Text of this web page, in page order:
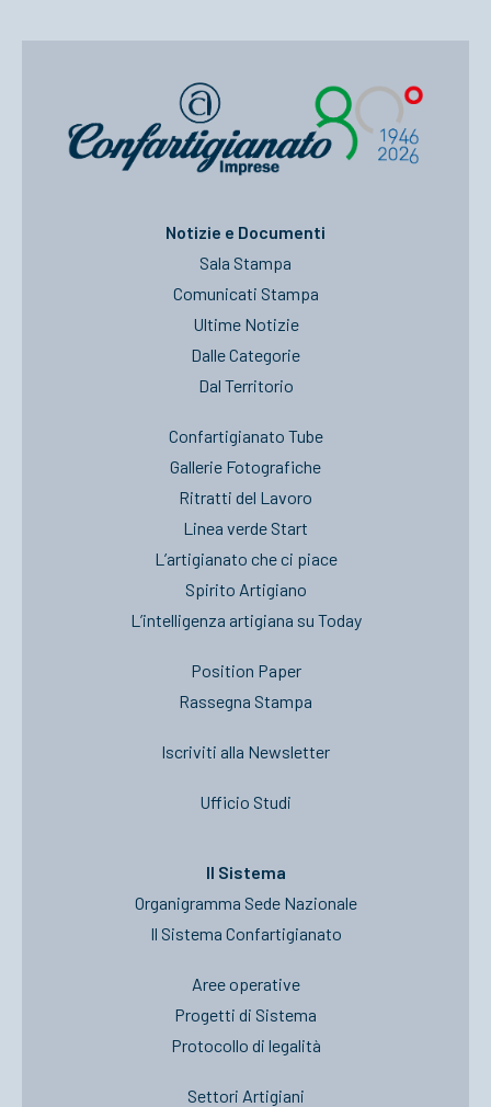
Notizie e Documenti
Sala Stampa
Comunicati Stampa
Ultime Notizie
Dalle Categorie
Dal Territorio
Confartigianato Tube
Gallerie Fotografiche
Ritratti del Lavoro
Linea verde Start
L’artigianato che ci piace
Spirito Artigiano
L’intelligenza artigiana su Today
Position Paper
Rassegna Stampa
Iscriviti alla Newsletter
Ufficio Studi
Il Sistema
Organigramma Sede Nazionale
Il Sistema Confartigianato
Aree operative
Progetti di Sistema
Protocollo di legalità
Settori Artigiani